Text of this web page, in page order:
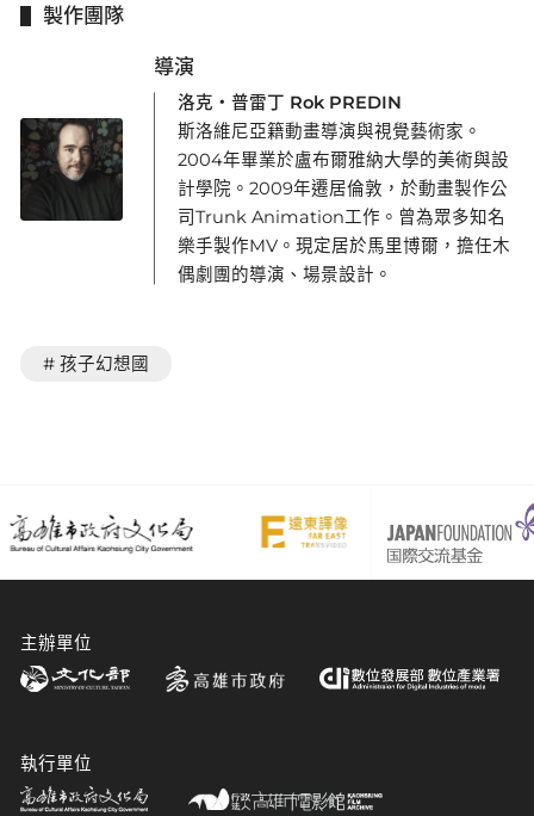
製作團隊
導演
洛克・普雷丁 Rok PREDIN
斯洛維尼亞籍動畫導演與視覺藝術家。
2004年畢業於盧布爾雅納大學的美術與設
計學院。2009年遷居倫敦，於動畫製作公
司Trunk Animation工作。曾為眾多知名
樂手製作MV。現定居於馬里博爾，擔任木
偶劇團的導演、場景設計。
# 孩子幻想國
主辦單位
執行單位